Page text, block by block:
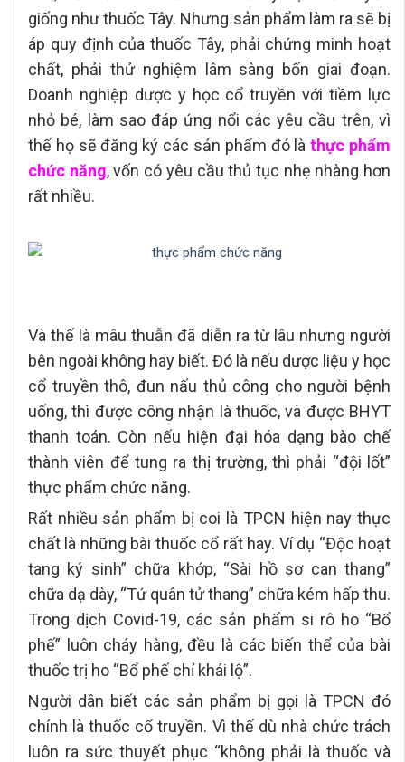
giống như thuốc Tây. Nhưng sản phẩm làm ra sẽ bị
áp quy định của thuốc Tây, phải chứng minh hoạt
chất, phải thử nghiệm lâm sàng bốn giai đoạn.
Doanh nghiệp dược y học cổ truyền với tiềm lực
nhỏ bé, làm sao đáp ứng nổi các yêu cầu trên, vì
thế họ sẽ đăng ký các sản phẩm đó làthực phẩm
chức năng, vốn có yêu cầu thủ tục nhẹ nhàng hơn
rất nhiều.
Và thế là mâu thuẫn đã diễn ra từ lâu nhưng người
bên ngoài không hay biết. Đó là nếu dược liệu y học
cổ truyền thô, đun nấu thủ công cho người bệnh
uống, thì được công nhận là thuốc, và được BHYT
thanh toán. Còn nếu hiện đại hóa dạng bào chế
thành viên để tung ra thị trường, thì phải “đội lốt”
thực phẩm chức năng.
Rất nhiều sản phẩm bị coi là TPCN hiện nay thực
chất là những bài thuốc cổ rất hay. Ví dụ “Độc hoạt
tang ký sinh” chữa khớp, “Sài hồ sơ can thang”
chữa dạ dày, “Tứ quân tử thang” chữa kém hấp thu.
Trong dịch Covid-19, các sản phẩm si rô ho “Bổ
phế” luôn cháy hàng, đều là các biến thể của bài
thuốc trị ho “Bổ phế chỉ khái lộ”.
Người dân biết các sản phẩm bị gọi là TPCN đó
chính là thuốc cổ truyền. Vì thế dù nhà chức trách
luôn ra sức thuyết phục “không phải là thuốc và